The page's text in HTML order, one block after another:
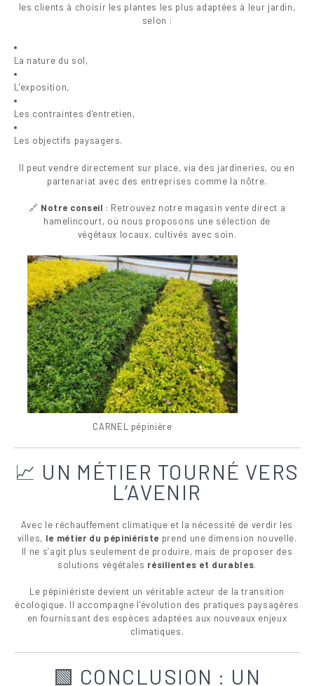
les clients à choisir les plantes les plus adaptées à leur jardin,
selon :
La nature du sol,
L’exposition,
Les contraintes d’entretien,
Les objectifs paysagers.
Il peut vendre directement sur place, via des jardineries, ou en
partenariat avec des entreprises comme la nôtre.
🔗 Notre conseil : Retrouvez notre magasin vente direct a
hamelincourt, où nous proposons une sélection de
végétaux locaux, cultivés avec soin.
CARNEL pépinière
📈 UN MÉTIER TOURNÉ VERS
L’AVENIR
Avec le réchauffement climatique et la nécessité de verdir les
villes, le métier du pépiniériste prend une dimension nouvelle.
Il ne s’agit plus seulement de produire, mais de proposer des
solutions végétales résilientes et durables.
Le pépiniériste devient un véritable acteur de la transition
écologique. Il accompagne l’évolution des pratiques paysagères
en fournissant des espèces adaptées aux nouveaux enjeux
climatiques.
🟩 CONCLUSION : UN